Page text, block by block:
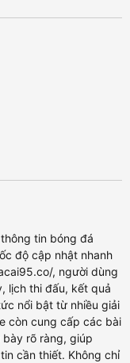
tin bóng đá
độ cập nhật nhanh
, người dùng
lịch thi đấu, kết quả
nổi bật từ nhiều giải
còn cung cấp các bài
rõ ràng, giúp
cần thiết. Không chỉ